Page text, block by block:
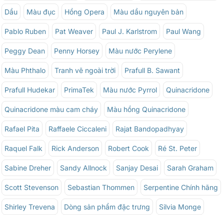
Dầu Màu đục Hồng Opera Màu dầu nguyên bản
Pablo Ruben Pat Weaver Paul J. Karlstrom Paul Wang
Peggy Dean Penny Horsey Màu nước Perylene
Màu Phthalo Tranh vẽ ngoài trời Prafull B. Sawant
Prafull Hudekar PrimaTek Màu nước Pyrrol Quinacridone
Quinacridone màu cam cháy Màu hồng Quinacridone
Rafael Pita Raffaele Ciccaleni Rajat Bandopadhyay
Raquel Falk Rick Anderson Robert Cook Ré St. Peter
Sabine Dreher Sandy Allnock Sanjay Desai Sarah Graham
Scott Stevenson Sebastian Thommen Serpentine Chính hãng
Shirley Trevena Dòng sản phẩm đặc trưng Silvia Monge